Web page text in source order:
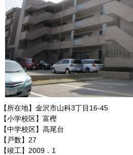
【所在地】金沢市山科3丁目16-45
【小学校区】富樫
【中学校区】高尾台
【戸数】27
【竣工】2009．1